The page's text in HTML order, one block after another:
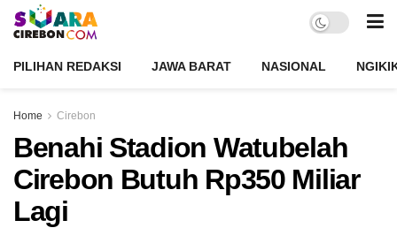
PILIHAN REDAKSI JAWA BARAT NASIONAL
Home Cirebon
Benahi Stadion Watubelah
Cirebon Butuh Rp350 Miliar
Lagi